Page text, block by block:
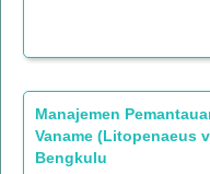
Manajemen
Vaname (Litopenaeus
Bengkulu